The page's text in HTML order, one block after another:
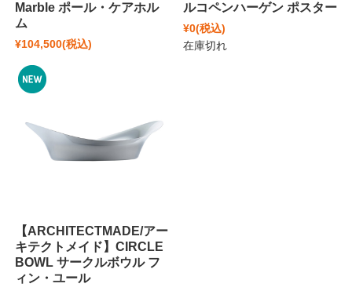
Marble ポール・ケアホル
ム
¥104,500(税込)
ルコペンハーゲン ポスター
¥0(税込)
在庫切れ
【ARCHITECTMADE/アー
キテクトメイド】CIRCLE
BOWL サークルボウル フ
ィン・ユール